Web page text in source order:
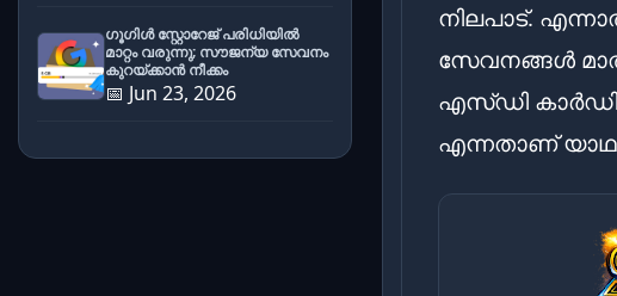
ഗൂഗിൾ സ്റ്റോറേജ് പരിധിയിൽ
മാറ്റം വരുന്നു; സൗജന്യ സേവനം
കുറയ്ക്കാൻ നീക്കം
📅 Jun 23, 2026
നിലപാട്.
സേവനങ്ങൾ
എസ്ഡി
എന്നതാണ്